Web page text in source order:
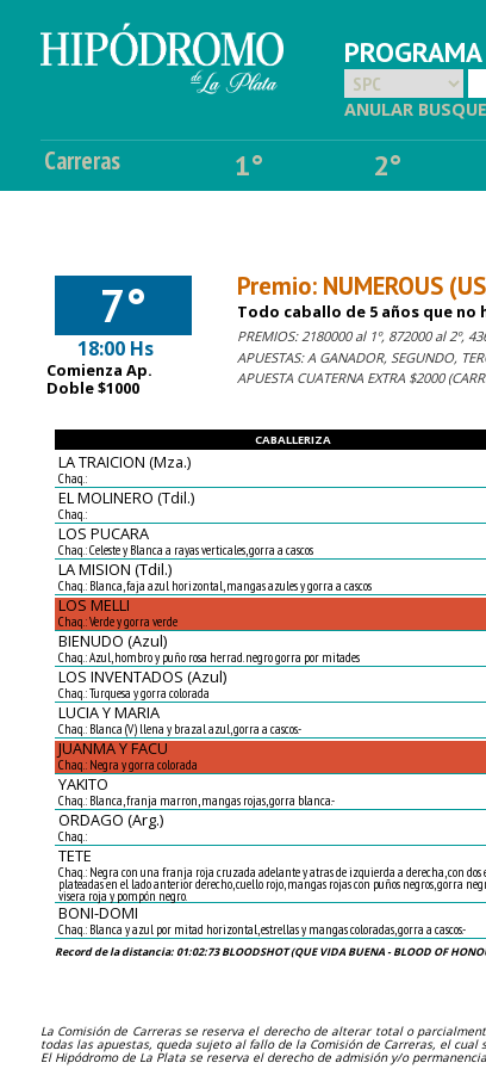
ANULAR
Carreras 1° 2°
7°
18:00 Hs
Comienza Ap.
Doble $1000
Premio: NUMEROUS
Todo caballo de 5 años que no
PREMIOS: 2180000 al 1º, 872000 al 2º,
APUESTAS: A GANADOR, SEGUNDO,
APUESTA CUATERNA EXTRA $2000
CABALLERIZA
LA TRAICION (Mza.)
Chaq.:
EL MOLINERO (Tdil.)
Chaq.:
LOS PUCARA
Chaq.: Celeste y Blanca a rayas verticales, gorra a cascos
LA MISION (Tdil.)
Chaq.: Blanca, faja azul horizontal, mangas azules y gorra a cascos
LOS MELLI
Chaq.: Verde y gorra verde
BIENUDO (Azul)
Chaq.: Azul, hombro y puño rosa herrad. negro gorra por mitades
LOS INVENTADOS (Azul)
Chaq.: Turquesa y gorra colorada
LUCIA Y MARIA
Chaq.: Blanca (V) llena y brazal azul, gorra a cascos.-
JUANMA Y FACU
Chaq.: Negra y gorra colorada
YAKITO
Chaq.: Blanca, franja marron, mangas rojas, gorra blanca.-
ORDAGO (Arg.)
Chaq.:
TETE
Chaq.: Negra con una franja roja cruzada adelante y atras de izquierda a derecha, con dos
plateadas en el lado anterior derecho, cuello rojo, mangas rojas con puños negros, gorra
visera roja y pompón negro.
BONI-DOMI
Chaq.: Blanca y azul por mitad horizontal, estrellas y mangas coloradas, gorra a cascos.-
Record de la distancia: 01:02:73 BLOODSHOT (QUE VIDA BUENA - BLOOD OF
La Comisión de Carreras se reserva el derecho de alterar total o
todas las apuestas, queda sujeto al fallo de la Comisión de Carreras, el
El Hipódromo de La Plata se reserva el derecho de admisión y/o